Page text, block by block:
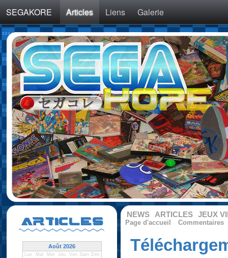
SEGAKORE Articles Liens Galerie
NEWS ARTICLES JEUX
Page d'accueil Commentaires
ARTICLES
Août 2026
Lun Mar Mer Jeu Ven Sam Dim